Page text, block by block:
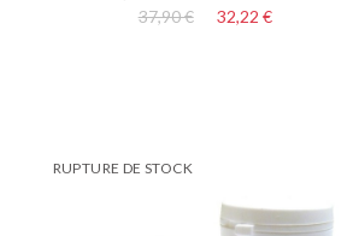
37,90 €
32,22 €
RUPTURE DE STOCK